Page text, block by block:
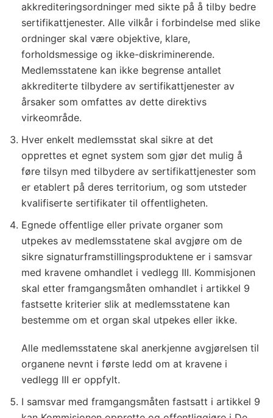
akkrediteringsordninger med sikte på å tilby bedre
sertifikattjenester. Alle vilkår i forbindelse med slike
ordninger skal være objektive, klare,
forholdsmessige og ikke-diskriminerende.
Medlemsstatene kan ikke begrense antallet
akkrediterte tilbydere av sertifikattjenester av
årsaker som omfattes av dette direktivs
virkeområde.
Hver enkelt medlemsstat skal sikre at det
opprettes et egnet system som gjør det mulig å
føre tilsyn med tilbydere av sertifikattjenester som
er etablert på deres territorium, og som utsteder
kvalifiserte sertifikater til offentligheten.
Egnede offentlige eller private organer som
utpekes av medlemsstatene skal avgjøre om de
sikre signaturframstillingsproduktene er i samsvar
med kravene omhandlet i vedlegg III. Kommisjonen
skal etter framgangsmåten omhandlet i artikkel 9
fastsette kriterier slik at medlemsstatene kan
bestemme om et organ skal utpekes eller ikke.
Alle medlemsstatene skal anerkjenne avgjørelsen til
organene nevnt i første ledd om at kravene i
vedlegg III er oppfylt.
I samsvar med framgangsmåten fastsatt i artikkel 9